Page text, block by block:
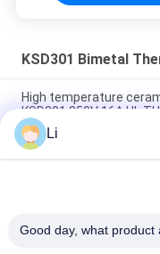
KSD301 Bimetal
High temperature
KSD301 250V 16A UL
Bimetal Disc Snap
limited control switch
Snap Action Type
Li
Good day, what